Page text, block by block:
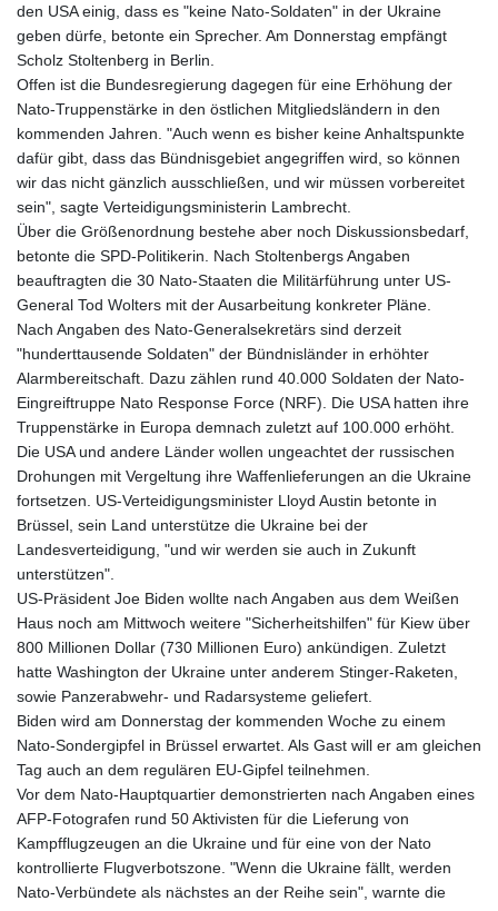
den USA einig, dass es "keine Nato-Soldaten" in der Ukraine
geben dürfe, betonte ein Sprecher. Am Donnerstag empfängt
Scholz Stoltenberg in Berlin.
Offen ist die Bundesregierung dagegen für eine Erhöhung der
Nato-Truppenstärke in den östlichen Mitgliedsländern in den
kommenden Jahren. "Auch wenn es bisher keine Anhaltspunkte
dafür gibt, dass das Bündnisgebiet angegriffen wird, so können
wir das nicht gänzlich ausschließen, und wir müssen vorbereitet
sein", sagte Verteidigungsministerin Lambrecht.
Über die Größenordnung bestehe aber noch Diskussionsbedarf,
betonte die SPD-Politikerin. Nach Stoltenbergs Angaben
beauftragten die 30 Nato-Staaten die Militärführung unter US-
General Tod Wolters mit der Ausarbeitung konkreter Pläne.
Nach Angaben des Nato-Generalsekretärs sind derzeit
"hunderttausende Soldaten" der Bündnisländer in erhöhter
Alarmbereitschaft. Dazu zählen rund 40.000 Soldaten der Nato-
Eingreiftruppe Nato Response Force (NRF). Die USA hatten ihre
Truppenstärke in Europa demnach zuletzt auf 100.000 erhöht.
Die USA und andere Länder wollen ungeachtet der russischen
Drohungen mit Vergeltung ihre Waffenlieferungen an die Ukraine
fortsetzen. US-Verteidigungsminister Lloyd Austin betonte in
Brüssel, sein Land unterstütze die Ukraine bei der
Landesverteidigung, "und wir werden sie auch in Zukunft
unterstützen".
US-Präsident Joe Biden wollte nach Angaben aus dem Weißen
Haus noch am Mittwoch weitere "Sicherheitshilfen" für Kiew über
800 Millionen Dollar (730 Millionen Euro) ankündigen. Zuletzt
hatte Washington der Ukraine unter anderem Stinger-Raketen,
sowie Panzerabwehr- und Radarsysteme geliefert.
Biden wird am Donnerstag der kommenden Woche zu einem
Nato-Sondergipfel in Brüssel erwartet. Als Gast will er am gleichen
Tag auch an dem regulären EU-Gipfel teilnehmen.
Vor dem Nato-Hauptquartier demonstrierten nach Angaben eines
AFP-Fotografen rund 50 Aktivisten für die Lieferung von
Kampfflugzeugen an die Ukraine und für eine von der Nato
kontrollierte Flugverbotszone. "Wenn die Ukraine fällt, werden
Nato-Verbündete als nächstes an der Reihe sein", warnte die